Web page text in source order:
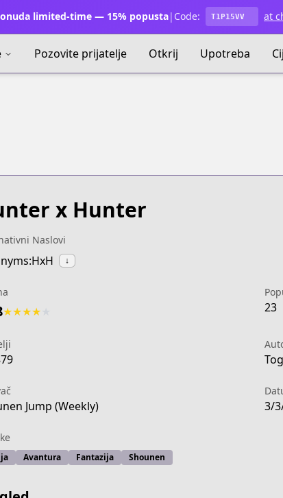
limited-time — 15% popusta| Code: T1P15VV at
Pozovite prijatelje Otkrij Upotreba
x Hunter
Naslovi
↓
★★★★ 23
Jump (Weekly) 3/
Avantura Fantazija Shounen